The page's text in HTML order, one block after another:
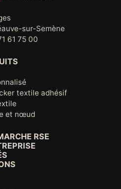
sur-Semène
61 75 00
textile adhésif
et nœud
RSE